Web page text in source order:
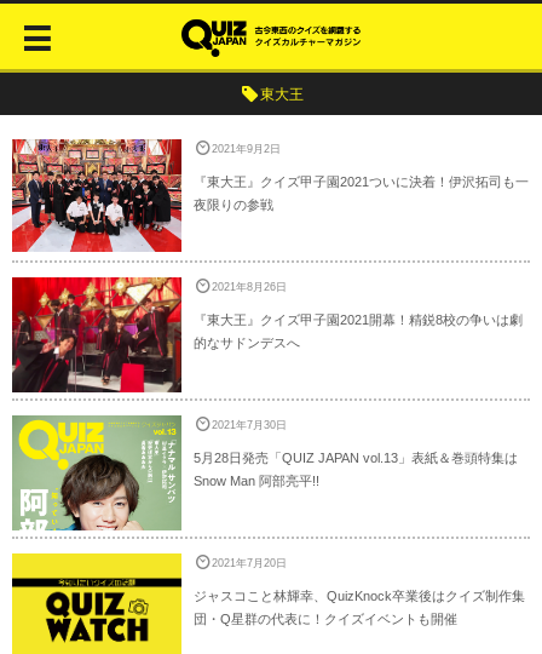
東大王
2021年9月2日
『東大王』クイズ甲子園2021ついに決着！伊沢拓司も一
夜限りの参戦
2021年8月26日
『東大王』クイズ甲子園2021開幕！精鋭8校の争いは劇
的なサドンデスへ
2021年7月30日
5月28日発売「QUIZ JAPAN vol.13」表紙＆巻頭特集は
Snow Man 阿部亮平!!
2021年7月20日
ジャスコこと林輝幸、QuizKnock卒業後はクイズ制作集
団・Q星群の代表に！クイズイベントも開催